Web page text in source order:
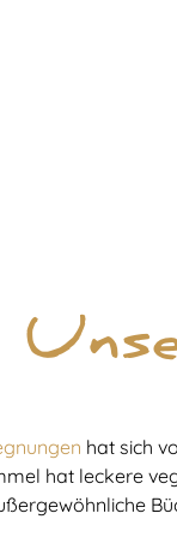
hat sich
hat leckere